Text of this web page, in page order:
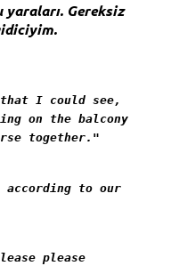
yaraları. Gereksiz
I could see,
on the balcony
together."
according to our
please